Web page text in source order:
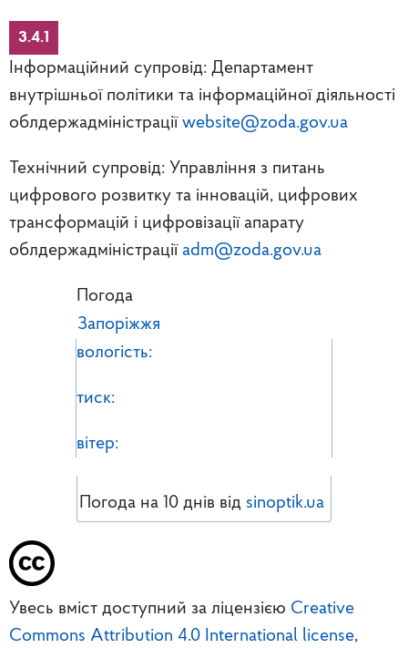
3.4.1
Інформаційний супровід: Департамент
внутрішньої політики та інформаційної діяльності
облдержадміністрації website@zoda.gov.ua
Технічний супровід: Управління з питань
цифрового розвитку та інновацій, цифрових
трансформацій і цифровізації апарату
облдержадміністрації adm@zoda.gov.ua
Погода
Запоріжжя
вологість:
тиск:
вітер:
Погода на 10 днів від sinoptik.ua
Увесь вміст доступний за ліцензією Creative
Commons Attribution 4.0 International license,